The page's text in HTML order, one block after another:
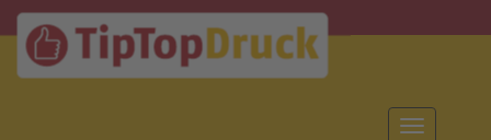
Toggle